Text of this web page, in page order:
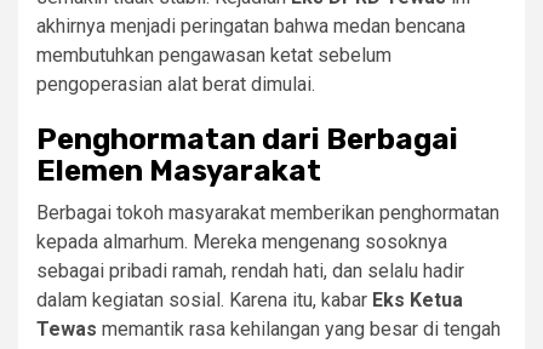
akhirnya menjadi peringatan bahwa medan bencana
membutuhkan pengawasan ketat sebelum
pengoperasian alat berat dimulai.
Penghormatan dari Berbagai
Elemen Masyarakat
Berbagai tokoh masyarakat memberikan penghormatan
kepada almarhum. Mereka mengenang sosoknya
sebagai pribadi ramah, rendah hati, dan selalu hadir
dalam kegiatan sosial. Karena itu, kabar Eks Ketua
Tewas memantik rasa kehilangan yang besar di tengah